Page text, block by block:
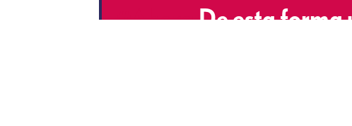
#AhoraDe esta forma